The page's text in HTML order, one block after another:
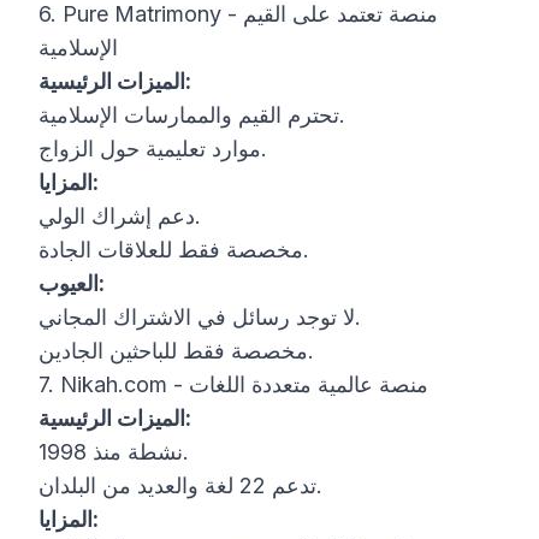
6. Pure Matrimony - منصة تعتمد على القيم
الإسلامية
الميزات الرئيسية:
تحترم القيم والممارسات الإسلامية.
موارد تعليمية حول الزواج.
المزايا:
دعم إشراك الولي.
مخصصة فقط للعلاقات الجادة.
العيوب:
لا توجد رسائل في الاشتراك المجاني.
مخصصة فقط للباحثين الجادين.
7. Nikah.com - منصة عالمية متعددة اللغات
الميزات الرئيسية:
نشطة منذ 1998.
تدعم 22 لغة والعديد من البلدان.
المزايا: